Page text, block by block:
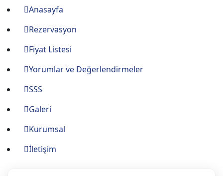
Anasayfa
Rezervasyon
Fiyat Listesi
Yorumlar ve Değerlendirmeler
SSS
Galeri
Kurumsal
İletişim